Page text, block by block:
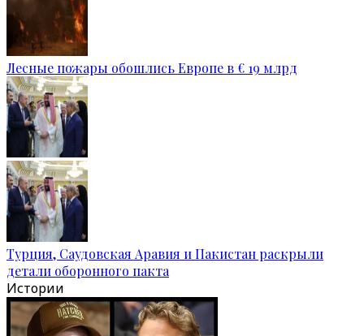
Лесные пожары обошлись Европе в € 19 млрд
Турция, Саудовская Аравия и Пакистан раскрыли
детали оборонного пакта
Истории